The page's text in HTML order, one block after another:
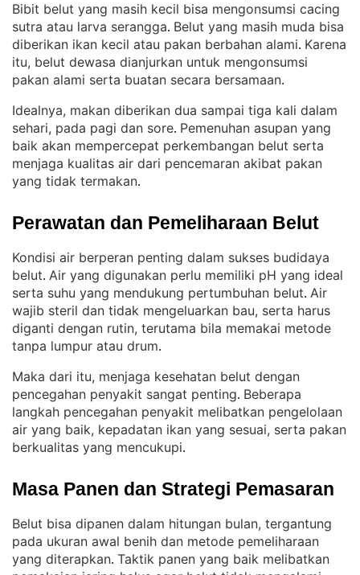
Bibit belut yang masih kecil bisa mengonsumsi cacing
sutra atau larva serangga. Belut yang masih muda bisa
diberikan ikan kecil atau pakan berbahan alami. Karena
itu, belut dewasa dianjurkan untuk mengonsumsi
pakan alami serta buatan secara bersamaan.
Idealnya, makan diberikan dua sampai tiga kali dalam
sehari, pada pagi dan sore. Pemenuhan asupan yang
baik akan mempercepat perkembangan belut serta
menjaga kualitas air dari pencemaran akibat pakan
yang tidak termakan.
Perawatan dan Pemeliharaan Belut
Kondisi air berperan penting dalam sukses budidaya
belut. Air yang digunakan perlu memiliki pH yang ideal
serta suhu yang mendukung pertumbuhan belut. Air
wajib steril dan tidak mengeluarkan bau, serta harus
diganti dengan rutin, terutama bila memakai metode
tanpa lumpur atau drum.
Maka dari itu, menjaga kesehatan belut dengan
pencegahan penyakit sangat penting. Beberapa
langkah pencegahan penyakit melibatkan pengelolaan
air yang baik, kepadatan ikan yang sesuai, serta pakan
berkualitas yang mencukupi.
Masa Panen dan Strategi Pemasaran
Belut bisa dipanen dalam hitungan bulan, tergantung
pada ukuran awal benih dan metode pemeliharaan
yang diterapkan. Taktik panen yang baik melibatkan